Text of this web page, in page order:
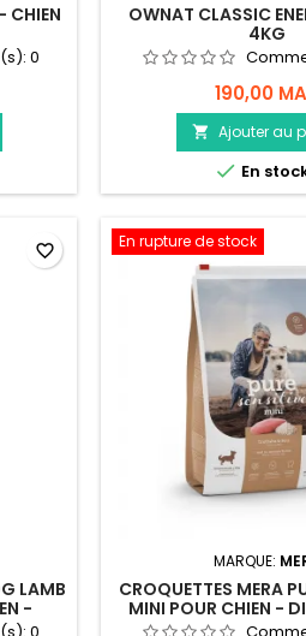
CHIEN
0
OWNAT CLASSIC
4KG
190,00
 Ajouter au
 En
LAMB
-
favorite_border En rupture de stock
MARQUE:
CROQUETTES MERA
MINI POUR CHIEN -
4KG